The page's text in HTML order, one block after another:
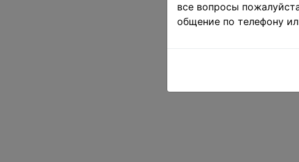
все вопросы
общение по телефону